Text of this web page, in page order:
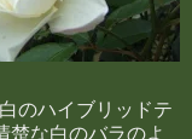
のハイブリッドテ
楚な白のバラのよ